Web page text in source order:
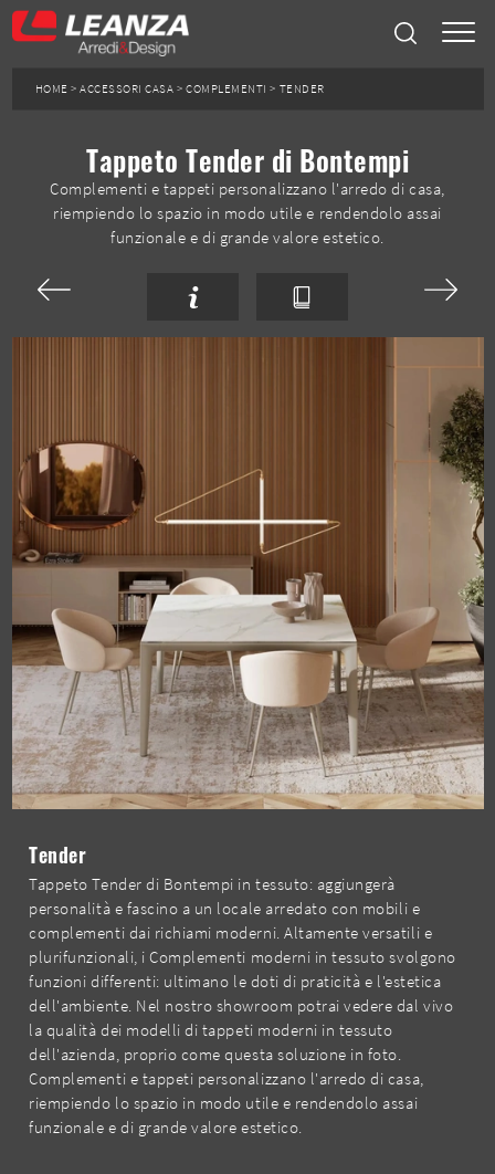
HOME >ACCESSORI CASA >COMPLEMENTI > TENDER
Tappeto Tender di Bontempi
Complementi e tappeti personalizzano l'arredo di casa,
riempiendo lo spazio in modo utile e rendendolo assai
funzionale e di grande valore estetico.
Tender
Tappeto Tender di Bontempi in tessuto: aggiungerà
personalità e fascino a un locale arredato con mobili e
complementi dai richiami moderni. Altamente versatili e
plurifunzionali, i Complementi moderni in tessuto svolgono
funzioni differenti: ultimano le doti di praticità e l'estetica
dell'ambiente. Nel nostro showroom potrai vedere dal vivo
la qualità dei modelli di tappeti moderni in tessuto
dell'azienda, proprio come questa soluzione in foto.
Complementi e tappeti personalizzano l'arredo di casa,
riempiendo lo spazio in modo utile e rendendolo assai
funzionale e di grande valore estetico.